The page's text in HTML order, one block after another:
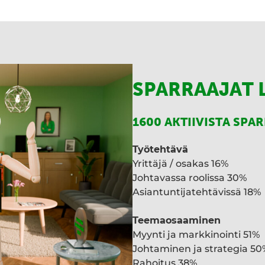
SPARRAAJAT
1600 AKTIIVISTA
Työtehtävä
Yrittäjä / osakas 16%
Johtavassa roolissa 30%
Asiantuntijatehtävissä 18%
Teemaosaaminen
Myynti ja markkinointi 51%
Johtaminen ja strategia